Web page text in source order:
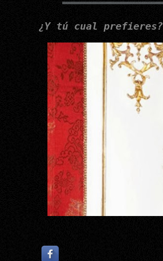
¿Y tú cual prefieres?